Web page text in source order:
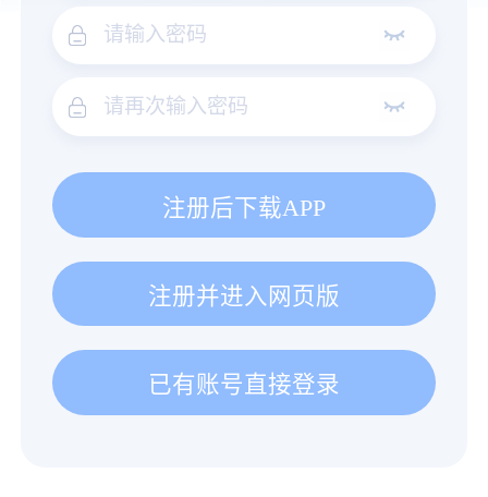
注册后下载APP
注册并进入网页版
已有账号直接登录